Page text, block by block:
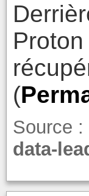
(
Source :
data-